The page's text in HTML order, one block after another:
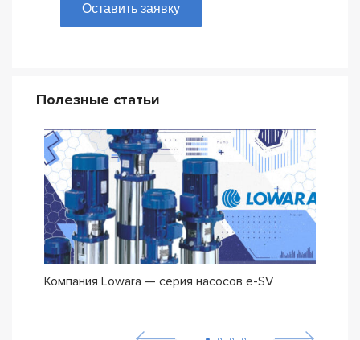
Оставить заявку
Полезные статьи
Компания Lowara — серия насосов e-SV